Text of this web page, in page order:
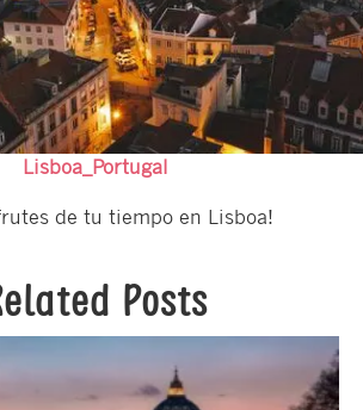
Lisboa_Portugal
de tu tiempo en Lisboa!
Posts